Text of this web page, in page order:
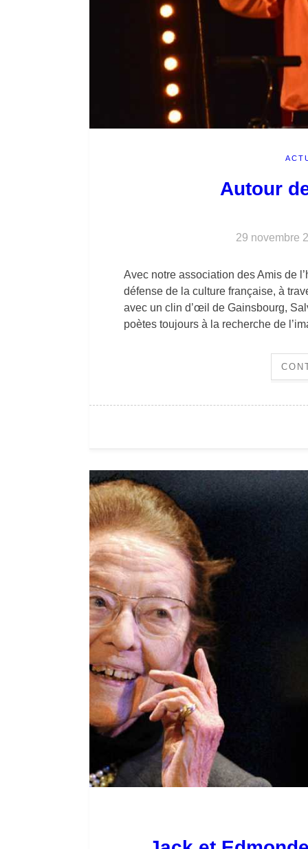
Autour
29 novembre
Avec notre association des Amis de
défense de la culture française, à
avec un clin d’œil de Gainsbourg,
poètes toujours à la recherche de